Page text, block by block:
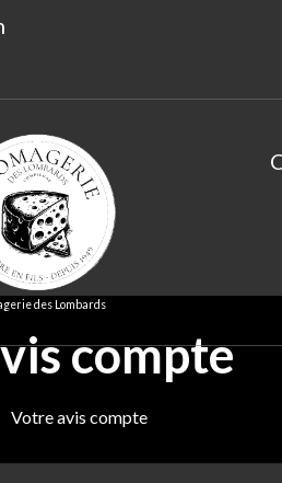
des Lombards
compte
Votre avis compte